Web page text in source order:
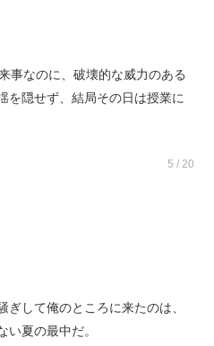
事なのに、破壊的な威力のある
を隠せず、結局その日は授業に
5 / 20
して俺のところに来たのは、
夏の最中だ。